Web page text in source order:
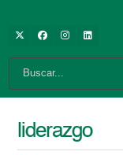
liderazgo